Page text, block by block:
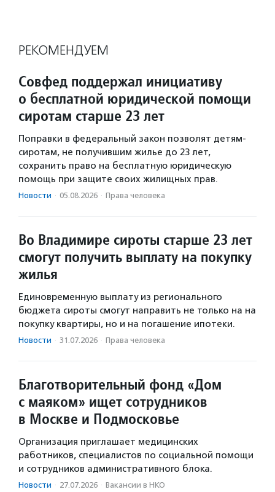
РЕКОМЕНДУЕМ
Совфед поддержал инициативу
о бесплатной юридической помощи
сиротам старше 23 лет
Поправки в федеральный закон позволят детям-
сиротам, не получившим жилье до 23 лет,
сохранить право на бесплатную юридическую
помощь при защите своих жилищных прав.
Новости · 05.08.2026 · Права человека
Во Владимире сироты старше 23 лет
смогут получить выплату на покупку
жилья
Единовременную выплату из регионального
бюджета сироты смогут направить не только на на
покупку квартиры, но и на погашение ипотеки.
Новости · 31.07.2026 · Права человека
Благотворительный фонд «Дом
с маяком» ищет сотрудников
в Москве и Подмосковье
Организация приглашает медицинских
работников, специалистов по социальной помощи
и сотрудников административного блока.
Новости · 27.07.2026 · Вакансии в НКО